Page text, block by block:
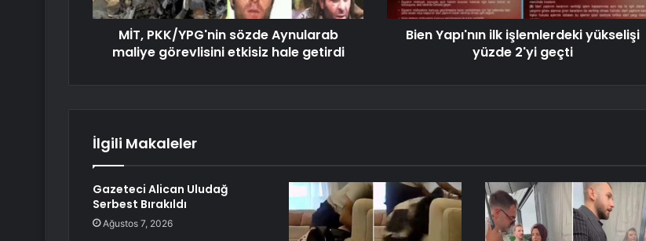
MİT, PKK/YPG'nin sözde Aynularab
maliye görevlisini etkisiz hale getirdi
Bien Yapı'nın ilk işlemlerdeki yükselişi
yüzde 2'yi geçti
İlgili Makaleler
Gazeteci Alican Uludağ
Serbest Bırakıldı
Ağustos 7, 2026